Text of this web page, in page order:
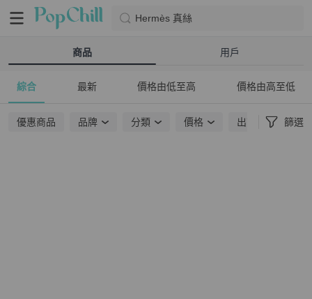
Hermès 真絲
商品 用戶
綜合 最新 價格由低至高 價格由高至低
優惠商品 品牌 分類 價格 出貨地點 篩選